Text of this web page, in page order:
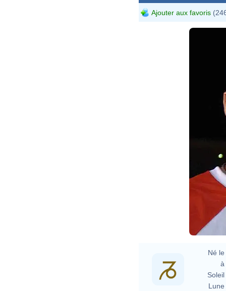
Ajouter aux favoris
Né le
à
Soleil
Lune